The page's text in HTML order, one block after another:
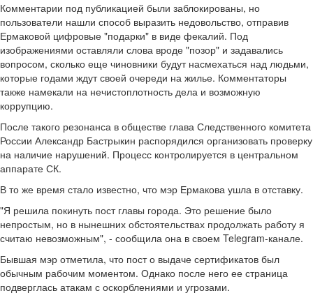
Комментарии под публикацией были заблокированы, но
пользователи нашли способ выразить недовольство, отправив
Ермаковой цифровые "подарки" в виде фекалий. Под
изображениями оставляли слова вроде "позор" и задавались
вопросом, сколько еще чиновники будут насмехаться над людьми,
которые годами ждут своей очереди на жилье. Комментаторы
также намекали на нечистоплотность дела и возможную
коррупцию.
После такого резонанса в обществе глава Следственного комитета
России Александр Бастрыкин распорядился организовать проверку
на наличие нарушений. Процесс контролируется в центральном
аппарате СК.
В то же время стало известно, что мэр Ермакова ушла в отставку.
"Я решила покинуть пост главы города. Это решение было
непростым, но в нынешних обстоятельствах продолжать работу я
считаю невозможным", - сообщила она в своем Telegram-канале.
Бывшая мэр отметила, что пост о выдаче сертификатов был
обычным рабочим моментом. Однако после него ее страница
подверглась атакам с оскорблениями и угрозами.